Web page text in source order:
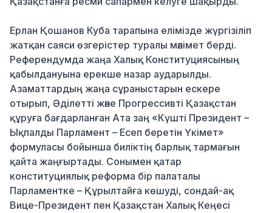
Ерлан Қошанов Куба тарапына елімізде жүргізіліп
жатқан саяси өзгерістер туралы мәлімет берді.
Референдумда жаңа Халық Конституциясының
қабылдануына ерекше назар аударылды.
Азаматтардың жаңа сұраныстарын ескере
отырып, Әділетті және Прогрессивті Қазақстан
құруға бағдарланған Ата заң «Күшті Президент –
Ықпалды Парламент – Есеп беретін Үкімет»
формуласы бойынша биліктің барлық тармағын
қайта жаңғыртады. Сонымен қатар
конституциялық реформа бір палаталы
Парламентке – Құрылтайға көшуді, сондай-ақ
Вице-Президент пен Қазақстан Халық Кеңесі